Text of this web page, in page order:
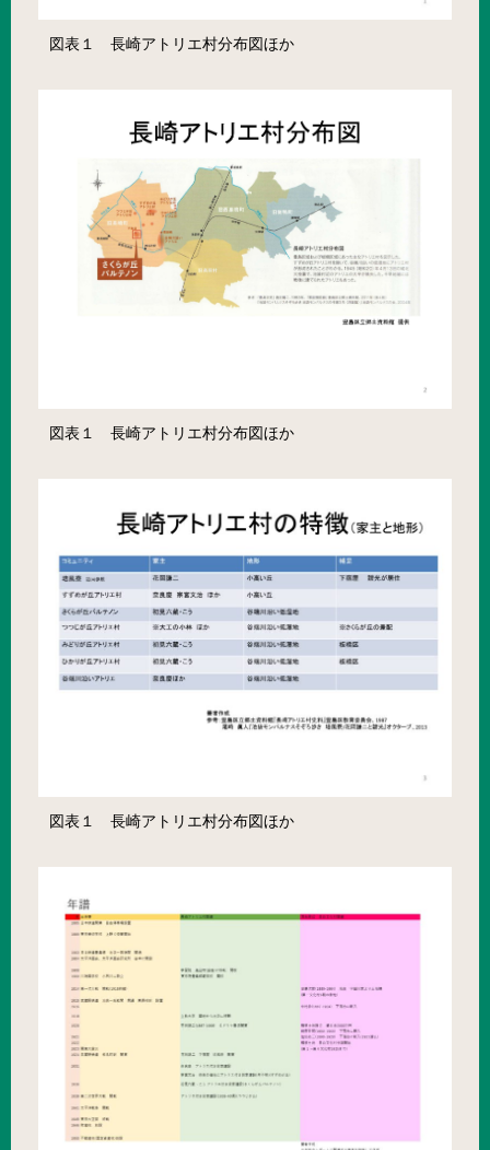
図表１ 長崎アトリエ村分布図ほか
図表１ 長崎アトリエ村分布図ほか
図表１ 長崎アトリエ村分布図ほか